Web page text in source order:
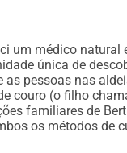
mais
muito se você
um médico natural
única de
as pessoas nas
couro (o filho
familiares de
os métodos de